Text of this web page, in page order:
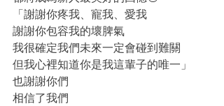
「謝謝你疼我、寵我、愛我
謝謝你包容我的壞脾氣
我很確定我們未來一定會碰到難關
但我心裡知道你是我這輩子的唯一」
也謝謝你們
相信了我們